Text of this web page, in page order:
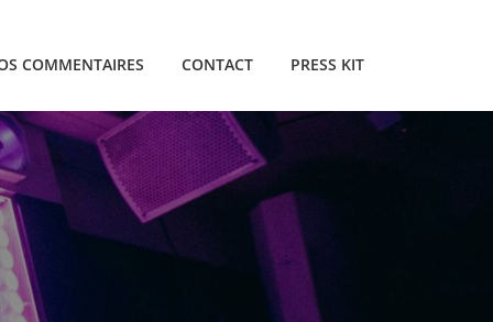
COMMENTAIRES CONTACT PRESS KIT